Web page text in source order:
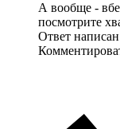
А вообще -
посмотрите
Ответ написан